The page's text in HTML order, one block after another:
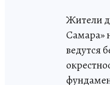
Жители
Самара»
ведутся